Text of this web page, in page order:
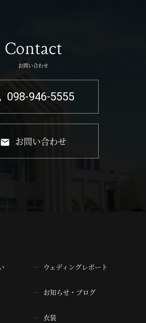
Contact
お問い合わせ
098-946-5555
お問い合わせ
ウェディングレポート
お知らせ・ブログ
衣装